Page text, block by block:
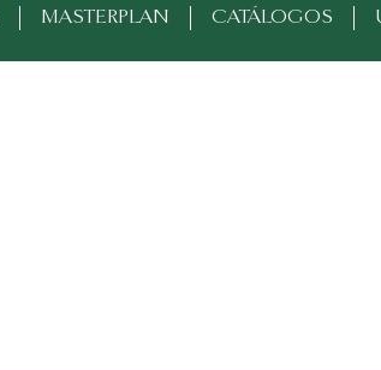
MASTERPLAN CATÁLOGOS